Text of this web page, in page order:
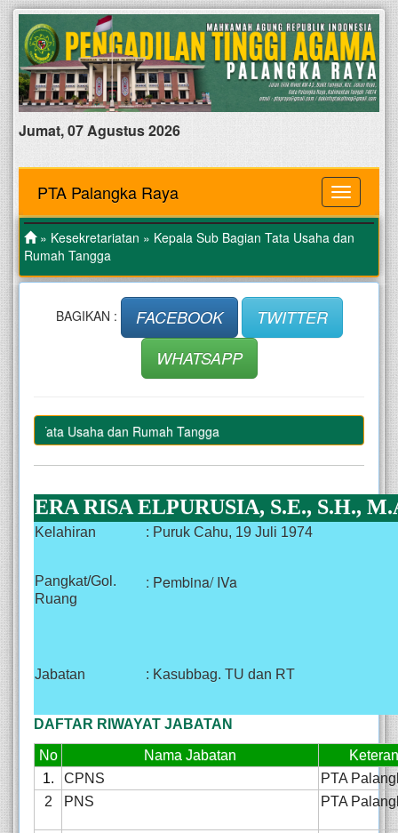
Jumat, 07 Agustus 2026
MENU
PTA Palangka Raya
» Kesekretariatan » Kepala Sub Bagian Tata Usaha dan
Rumah Tangga
BAGIKAN : FACEBOOK
TWITTER
WHATSAPP
Tata Usaha dan Rumah Tangga
ERA RISA ELPURUSIA, S.E., S.H.,
Kelahiran : Puruk Cahu, 19 Juli 1974
Pangkat/Gol.
Ruang
: Pembina/ IVa
Jabatan : Kasubbag. TU dan RT
DAFTAR RIWAYAT JABATAN
No Nama Jabatan
1.
CPNS
PTA
2
PNS PTA